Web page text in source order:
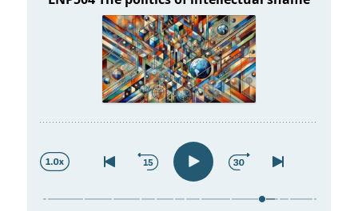
e
n